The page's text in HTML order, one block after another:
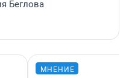
Беглова
МНЕНИЕ